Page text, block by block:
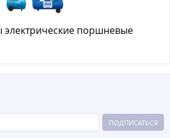
поршневые
ПОДПИСАТЬСЯ